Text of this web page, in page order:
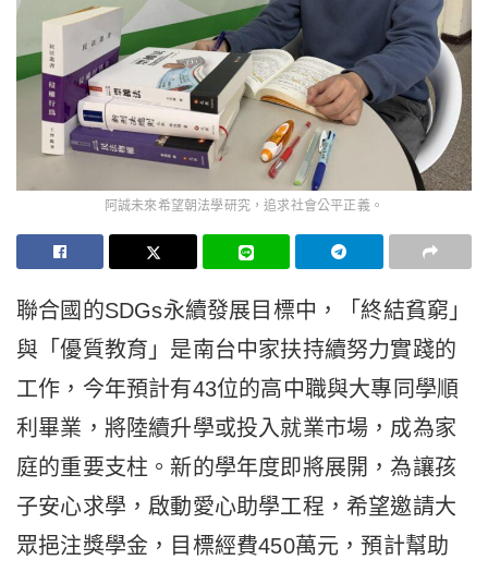
阿誠未來希望朝法學研究，追求社會公平正義。
聯合國的SDGs永續發展目標中，「終結貧窮」
與「優質教育」是南台中家扶持續努力實踐的
工作，今年預計有43位的高中職與大專同學順
利畢業，將陸續升學或投入就業市場，成為家
庭的重要支柱。新的學年度即將展開，為讓孩
子安心求學，啟動愛心助學工程，希望邀請大
眾挹注獎學金，目標經費450萬元，預計幫助